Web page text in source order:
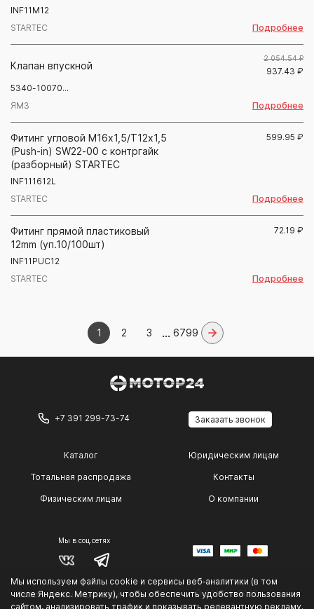
INF11M12
STARTEC
Подробнее
Клапан впускной
5340-10070...
ЯМЗ
2 054.54 ₽
937.43 ₽
Подробнее
Фитинг угловой М16х1,5/Т12х1,5
(Push-in) SW22-00 с контргайк
(разборный) STARTEC
INF111612L
STARTEC
599.95 ₽
Подробнее
Фитинг прямой пластиковый
12mm (уп.10/100шт)
INF11PUC12
STARTEC
72.19 ₽
Подробнее
1 2 3 ... 6799
Мы используем файлы cookie и сервисы веб‑аналитики (в том
числе Яндекс. Метрику), чтобы обеспечить удобство пользования
сайтом, анализировать трафик и показывать релевантную рекламу.
+7 391 299-73-74 Заказать звонок
Каталог
Тотальная распродажа
Физическим лицам
Юридическим лицам
Контакты
О компании
Мы в соц.сетях
Политика конфиденциальности © 2014 — 2026 г.
.